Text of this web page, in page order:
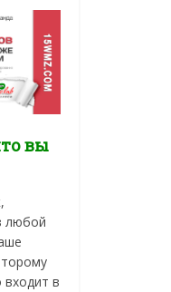
вы
любой
в